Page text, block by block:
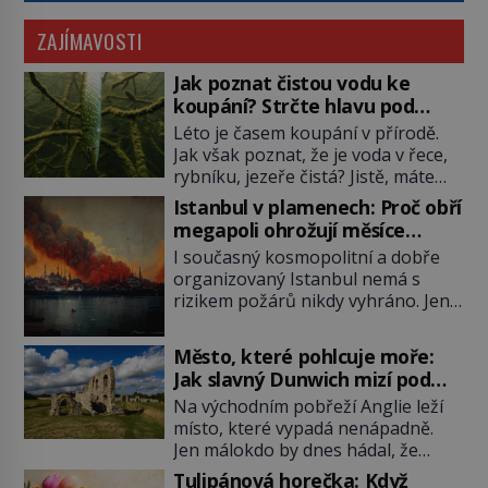
ZAJÍMAVOSTI
Jak poznat čistou vodu ke
koupání? Strčte hlavu pod
hladinu!
Léto je časem koupání v přírodě.
Jak však poznat, že je voda v řece,
rybníku, jezeře čistá? Jistě, máte
možnost využít informace
hygieniků či podrobit křížovému
výslechu provozovatele přírodního
koupaliště. Existuje ale ještě jiná
alternativa. Jaká? Podívat se pod
hladinu a zjistit, kdo si onu
dávno před vámi. Říká se jim
bioindikátory […]
Istanbul v plamenech: Proč obří
megapoli ohrožují měsíce
smaženého lilku?
I současný kosmopolitní a dobře
organizovaný Istanbul nemá s
rizikem požárů nikdy vyhráno. Jen
představit, jaká požární rizika
skrýval Istanbul časů minulých. Jak
čelilo město v minulosti potenciální
ohnivé katastrofě a proč jsou zde
stále tolik obávány měsíce
smaženého lilku? První hasičský
sbor se v Istanbulu objevuje v roce
Město, které pohlcuje moře:
Jak slavný Dunwich mizí pod
hladinou
Na východním pobřeží Anglie leží
místo, které vypadá nenápadně.
Jen málokdo by dnes hádal, že
právě zde kdysi stojí jeden z
Tulipánová horečka: Když